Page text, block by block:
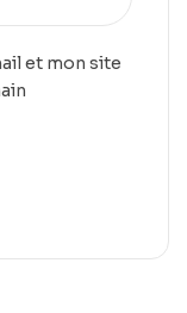
et mon site